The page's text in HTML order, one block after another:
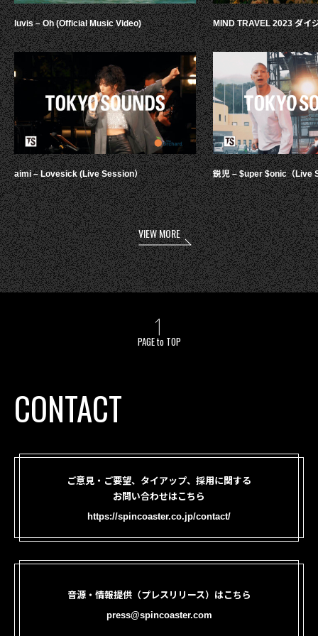
luvis – Oh (Official Music Video)
aimi – Lovesick (Live Session）
MIND TRAVEL 2023 ダイ
鋭児 – $uper $onic（Live
VIEW MORE
PAGE to TOP
CONTACT
ご意見・ご要望、タイアップ、採用に関する
お問い合わせはこちら
https://spincoaster.co.jp/contact/
音源・情報提供（プレスリリース）はこちら
press@spincoaster.com